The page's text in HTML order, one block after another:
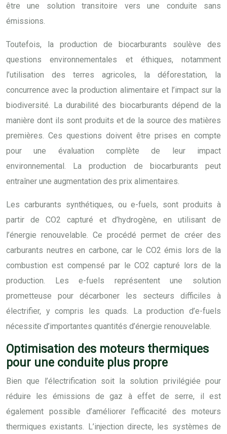
être une solution transitoire vers une conduite sans
émissions.
Toutefois, la production de biocarburants soulève des
questions environnementales et éthiques, notamment
l’utilisation des terres agricoles, la déforestation, la
concurrence avec la production alimentaire et l’impact sur la
biodiversité. La durabilité des biocarburants dépend de la
manière dont ils sont produits et de la source des matières
premières. Ces questions doivent être prises en compte
pour une évaluation complète de leur impact
environnemental. La production de biocarburants peut
entraîner une augmentation des prix alimentaires.
Les carburants synthétiques, ou e-fuels, sont produits à
partir de CO2 capturé et d’hydrogène, en utilisant de
l’énergie renouvelable. Ce procédé permet de créer des
carburants neutres en carbone, car le CO2 émis lors de la
combustion est compensé par le CO2 capturé lors de la
production. Les e-fuels représentent une solution
prometteuse pour décarboner les secteurs difficiles à
électrifier, y compris les quads. La production d’e-fuels
nécessite d’importantes quantités d’énergie renouvelable.
Optimisation des moteurs thermiques
pour une conduite plus propre
Bien que l’électrification soit la solution privilégiée pour
réduire les émissions de gaz à effet de serre, il est
également possible d’améliorer l’efficacité des moteurs
thermiques existants. L’injection directe, les systèmes de